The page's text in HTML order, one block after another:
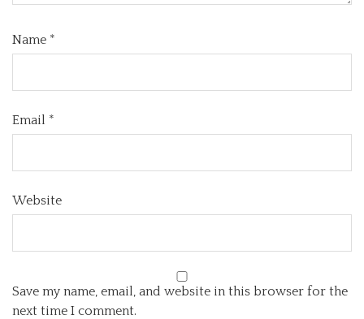
Name *
Email *
Website
Save my name, email, and website in this browser for the
next time I comment.